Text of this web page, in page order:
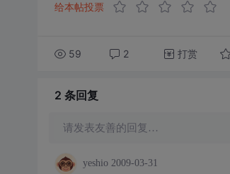
给本帖投票
59 2 打赏
2 条回复
请发表友善的回复…
yeshio 2009-03-31